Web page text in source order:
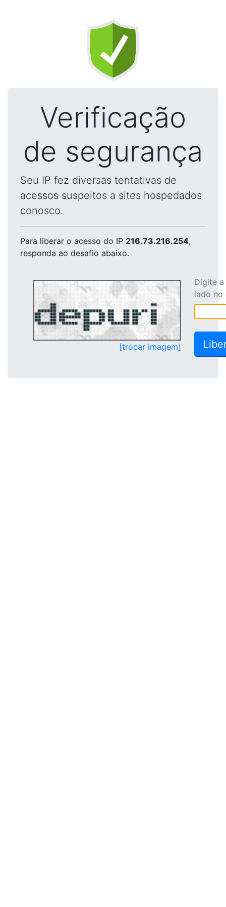
Verificação
de segurança
Seu IP fez diversas tentativas de
acessos suspeitos a sites hospedados
conosco.
Para liberar o acesso do IP 216.73.216.254,
responda ao desafio abaixo.
[trocar imagem]
Digite
lado no